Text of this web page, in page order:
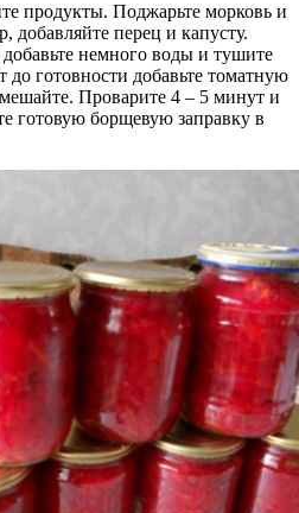
продукты. Поджарьте морковь и
добавляйте перец и капусту.
немного воды и тушите
до готовности добавьте томатную
Проварите 4 – 5 минут и
готовую борщевую заправку в